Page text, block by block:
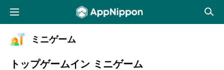
ミニゲーム
トップゲームイン ミニゲーム